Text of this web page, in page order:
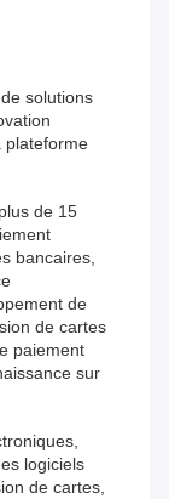
solutions
plateforme
de 15
bancaires,
de
de cartes
paiement
sur
logiciels
de cartes,